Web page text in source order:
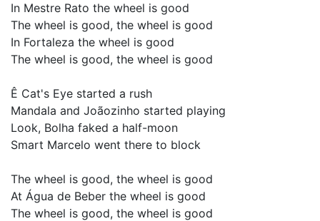
In Mestre Rato the wheel is good
The wheel is good, the wheel is good
In Fortaleza the wheel is good
The wheel is good, the wheel is good
Ê Cat's Eye started a rush
Mandala and Joãozinho started playing
Look, Bolha faked a half-moon
Smart Marcelo went there to block
The wheel is good, the wheel is good
At Água de Beber the wheel is good
The wheel is good, the wheel is good